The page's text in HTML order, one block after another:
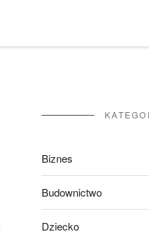
Biznes
Budownictwo
Dziecko